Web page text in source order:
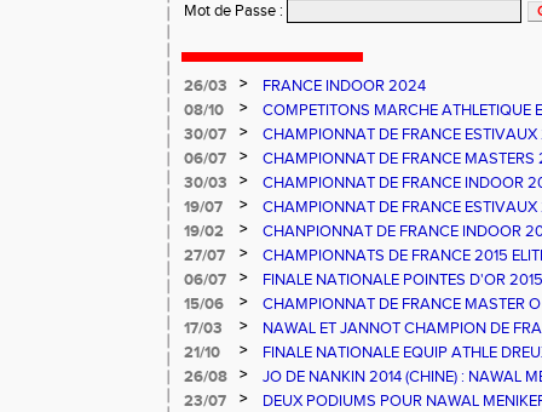
Mot de Passe :
26/03 >
FRANCE INDOOR 2024
08/10
>
COMPETITONS MARCHE ATHLETIQUE
PESCARA
30/07 >
CHAMPIONNAT DE FRANCE
06/07
>
CHAMPIONNAT DE FRANCE
30/03
>
CHAMPIONNAT DE FRANCE INDOOR
19/07
>
CHAMPIONNAT DE FRANCE
19/02
>
CHANPIONNAT DE FRANCE INDOOR
27/07
>
CHAMPIONNATS DE FRANCE 2015
NATIONAUX ATHLE 66 - UN TITRE ET
06/07 >
FINALE NATIONALE POINTES D'OR
FRANCE ATHLE 66
15/06 >
CHAMPIONNAT DE FRANCE MASTER
17/03
>
NAWAL ET JANNOT CHAMPION DE
21/10
>
FINALE NATIONALE EQUIP ATHLE
26/08
>
JO DE NANKIN 2014 (CHINE) : NAWAL
RECORD DE FRANCE
23/07 >
DEUX PODIUMS POUR NAWAL